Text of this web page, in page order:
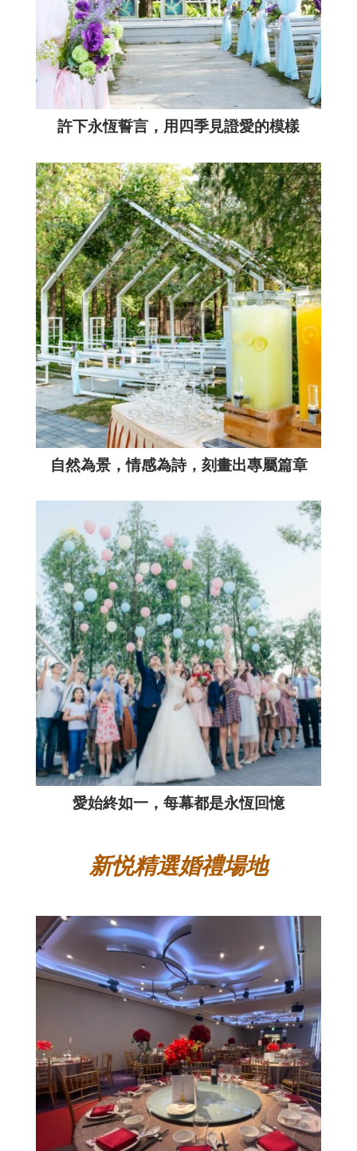
許下永恆誓言，用四季見證愛的模樣
自然為景，情感為詩，刻畫出專屬篇章
愛始終如一，每幕都是永恆回憶
新悦精選婚禮場地